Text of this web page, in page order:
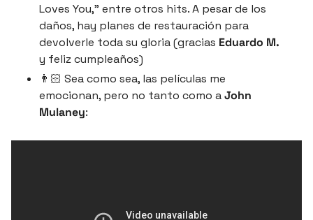
Loves You,” entre otros hits. A pesar de los
daños, hay planes de restauración para
devolverle toda su gloria (gracias Eduardo M.
y feliz cumpleaños)
👨🏻 Sea como sea, las películas me
emocionan, pero no tanto como a John
Mulaney: